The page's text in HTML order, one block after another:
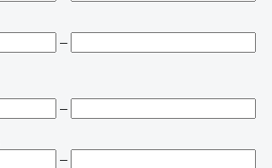
–
–
–